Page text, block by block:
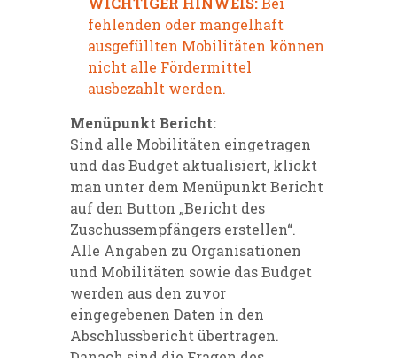
fehlenden oder mangelhaft
ausgefüllten Mobilitäten können
nicht alle Fördermittel
ausbezahlt werden.
Menüpunkt Bericht:
Sind alle Mobilitäten eingetragen
und das Budget aktualisiert, klickt
man unter dem Menüpunkt Bericht
auf den Button „Bericht des
Zuschussempfängers erstellen“.
Alle Angaben zu Organisationen
und Mobilitäten sowie das Budget
werden aus den zuvor
eingegebenen Daten in den
Abschlussbericht übertragen.